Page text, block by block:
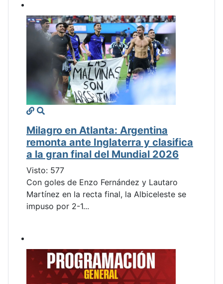
Milagro en Atlanta: Argentina
remonta ante Inglaterra y clasifica
a la gran final del Mundial 2026
Visto: 577
Con goles de Enzo Fernández y Lautaro
Martínez en la recta final, la Albiceleste se
impuso por 2-1...